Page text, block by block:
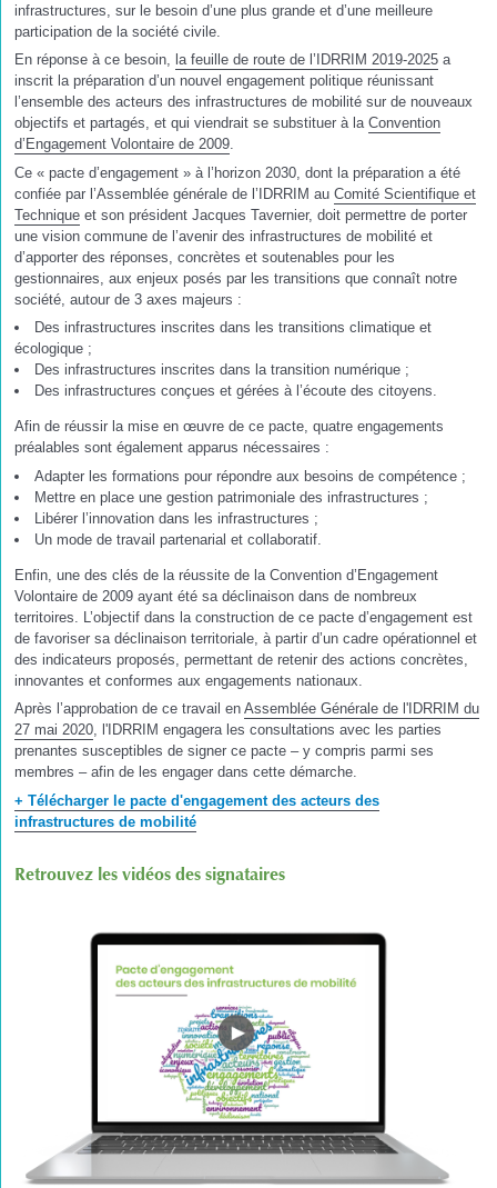
infrastructures, sur le besoin d’une plus grande et d’une meilleure
participation de la société civile.
En réponse à ce besoin, la feuille de route de l’IDRRIM 2019-2025 a
inscrit la préparation d’un nouvel engagement politique réunissant
l’ensemble des acteurs des infrastructures de mobilité sur de nouveaux
objectifs et partagés, et qui viendrait se substituer à la Convention
d’Engagement Volontaire de 2009.
Ce « pacte d’engagement » à l’horizon 2030, dont la préparation a été
confiée par l’Assemblée générale de l’IDRRIM au Comité Scientifique et
Technique et son président Jacques Tavernier, doit permettre de porter
une vision commune de l’avenir des infrastructures de mobilité et
d’apporter des réponses, concrètes et soutenables pour les
gestionnaires, aux enjeux posés par les transitions que connaît notre
société, autour de 3 axes majeurs :
Des infrastructures inscrites dans les transitions climatique et
écologique ;
Des infrastructures inscrites dans la transition numérique ;
Des infrastructures conçues et gérées à l’écoute des citoyens.
Afin de réussir la mise en œuvre de ce pacte, quatre engagements
préalables sont également apparus nécessaires :
Adapter les formations pour répondre aux besoins de compétence ;
Mettre en place une gestion patrimoniale des infrastructures ;
Libérer l’innovation dans les infrastructures ;
Un mode de travail partenarial et collaboratif.
Enfin, une des clés de la réussite de la Convention d’Engagement
Volontaire de 2009 ayant été sa déclinaison dans de nombreux
territoires. L’objectif dans la construction de ce pacte d’engagement est
de favoriser sa déclinaison territoriale, à partir d’un cadre opérationnel et
des indicateurs proposés, permettant de retenir des actions concrètes,
innovantes et conformes aux engagements nationaux.
Après l’approbation de ce travail en Assemblée Générale de l'IDRRIM du
27 mai 2020, l'IDRRIM engagera les consultations avec les parties
prenantes susceptibles de signer ce pacte – y compris parmi ses
membres – afin de les engager dans cette démarche.
+ Télécharger le pacte d'engagement des acteurs des
infrastructures de mobilité
Retrouvez les vidéos des signataires